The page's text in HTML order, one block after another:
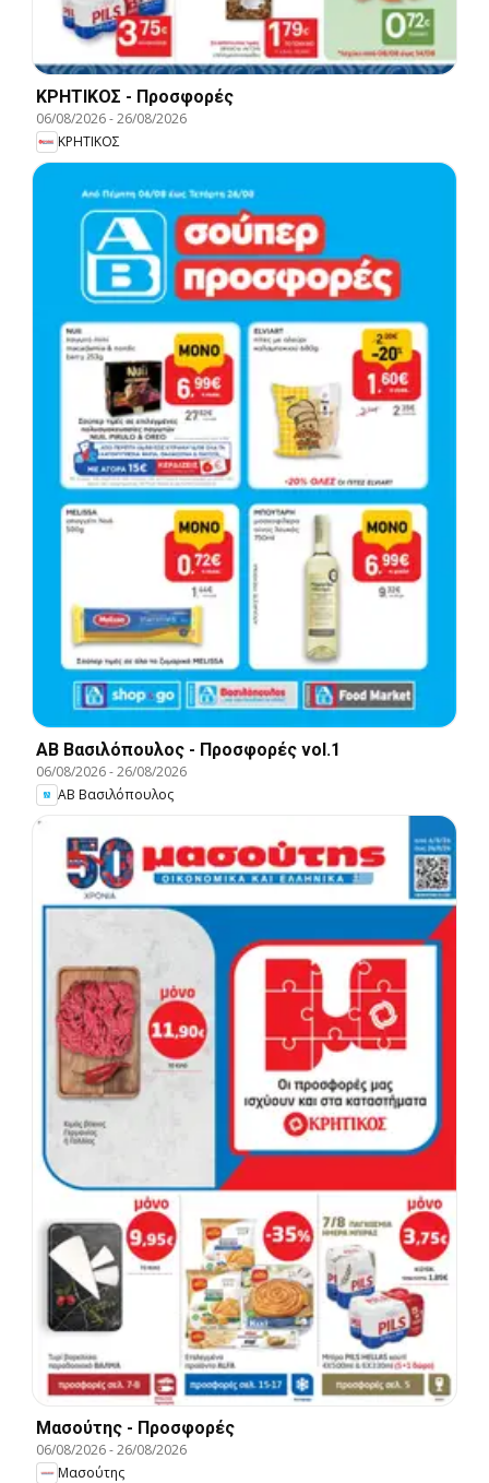
ΚΡΗΤΙΚΟΣ - Προσφορές
06/08/2026-26/08/2026
ΚΡΗΤΙΚΟΣ
ΑΒ Βασιλόπουλος - Προσφορές vol.1
06/08/2026-26/08/2026
ΑΒ Βασιλόπουλος
Μασούτης - Προσφορές
06/08/2026-26/08/2026
Μασούτης